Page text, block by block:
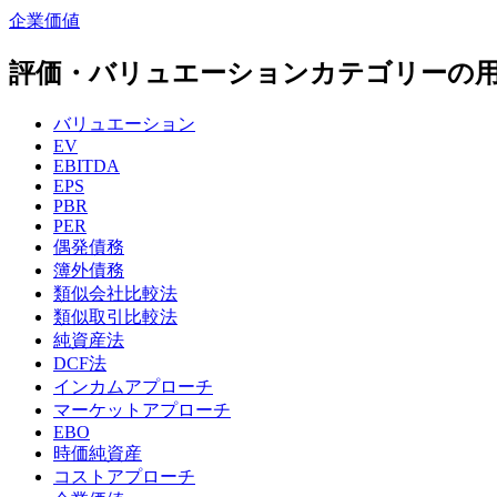
企業価値
評価・バリュエーションカテゴリーの
バリュエーション
EV
EBITDA
EPS
PBR
PER
偶発債務
簿外債務
類似会社比較法
類似取引比較法
純資産法
DCF法
インカムアプローチ
マーケットアプローチ
EBO
時価純資産
コストアプローチ